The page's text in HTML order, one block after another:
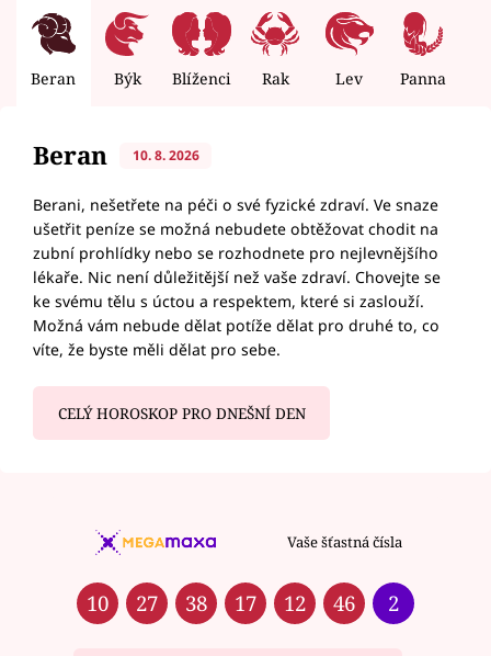
Beran Býk Blíženci Rak Lev Panna
Beran 10. 8. 2026
Berani, nešetřete na péči o své fyzické zdraví. Ve snaze
ušetřit peníze se možná nebudete obtěžovat chodit na
zubní prohlídky nebo se rozhodnete pro nejlevnějšího
lékaře. Nic není důležitější než vaše zdraví. Chovejte se
ke svému tělu s úctou a respektem, které si zaslouží.
Možná vám nebude dělat potíže dělat pro druhé to, co
víte, že byste měli dělat pro sebe.
CELÝ HOROSKOP PRO DNEŠNÍ DEN
Vaše šťastná čísla
10 27 38 17 12 46 2